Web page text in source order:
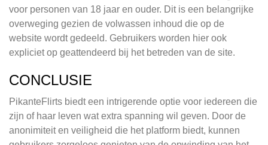
voor personen van 18 jaar en ouder. Dit is een belangrijke
overweging gezien de volwassen inhoud die op de
website wordt gedeeld. Gebruikers worden hier ook
expliciet op geattendeerd bij het betreden van de site.
CONCLUSIE
PikanteFlirts biedt een intrigerende optie voor iedereen die
zijn of haar leven wat extra spanning wil geven. Door de
anonimiteit en veiligheid die het platform biedt, kunnen